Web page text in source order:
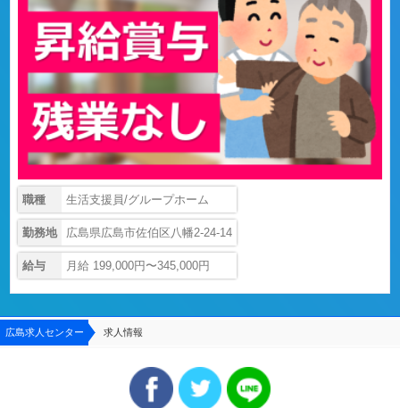
職種 生活支援員/グループホーム
勤務地 広島県広島市佐伯区八幡2-24-14
給与 月給 199,000円〜345,000円
広島求人センター 求人情報